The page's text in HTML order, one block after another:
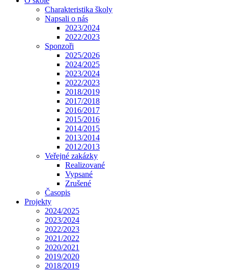
Charakteristika školy
Napsali o nás
2023/2024
2022/2023
Sponzoři
2025/2026
2024/2025
2023/2024
2022/2023
2018/2019
2017/2018
2016/2017
2015/2016
2014/2015
2013/2014
2012/2013
Veřejné zakázky
Realizované
Vypsané
Zrušené
Časopis
Projekty
2024/2025
2023/2024
2022/2023
2021/2022
2020/2021
2019/2020
2018/2019